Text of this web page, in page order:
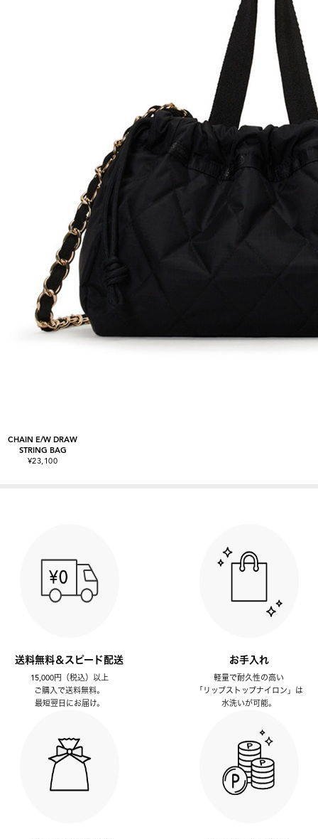
CHAIN E/W DRAW
STRING BAG
¥23,100
送料無料＆スピード配送
15,000円（税込）以上
ご購入で送料無料。
最短翌日にお届け。
お手入れ
軽量で耐久性の高い
「リップストップナイロン」は
水洗いが可能。